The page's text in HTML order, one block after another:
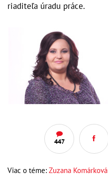
riaditeľa úradu práce.
447
Viac o téme: Zuzana Komárková